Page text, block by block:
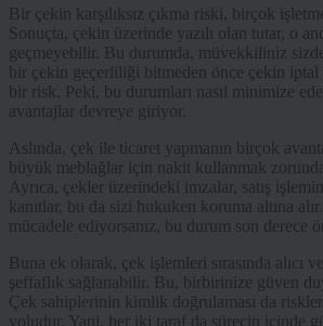
Bir çekin karşılıksız çıkma riski, birçok
Sonuçta, çekin üzerinde yazılı olan tutar, o
geçmeyebilir. Bu durumda, müvekkiliniz
bir çekin geçerliliği bitmeden önce çekin
bir risk. Peki, bu durumları nasıl minimize
avantajlar devreye giriyor.
Aslında, çek ile ticaret yapmanın birçok
büyük meblağlar için nakit kullanmak
Ayrıca, çekler üzerindeki imzalar, satış
kanıtlar, bu da sizi hukuken koruma altına
mücadele ediyorsanız, bu durum son derece
Buna ek olarak, çek işlemleri sırasında alıcı ve
şeffaflık sağlanabilir. Bu, birbirinize güven
Çek sahiplerinin kimlik doğrulaması da
yoludur. Yani, her iki taraf da sürecin içinde